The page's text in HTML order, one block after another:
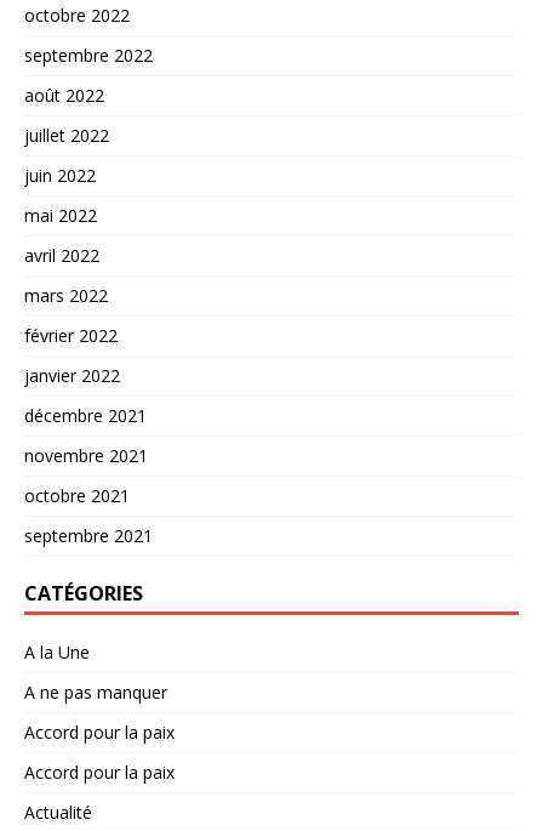
octobre 2022
septembre 2022
août 2022
juillet 2022
juin 2022
mai 2022
avril 2022
mars 2022
février 2022
janvier 2022
décembre 2021
novembre 2021
octobre 2021
septembre 2021
CATÉGORIES
A la Une
A ne pas manquer
Accord pour la paix
Accord pour la paix
Actualité